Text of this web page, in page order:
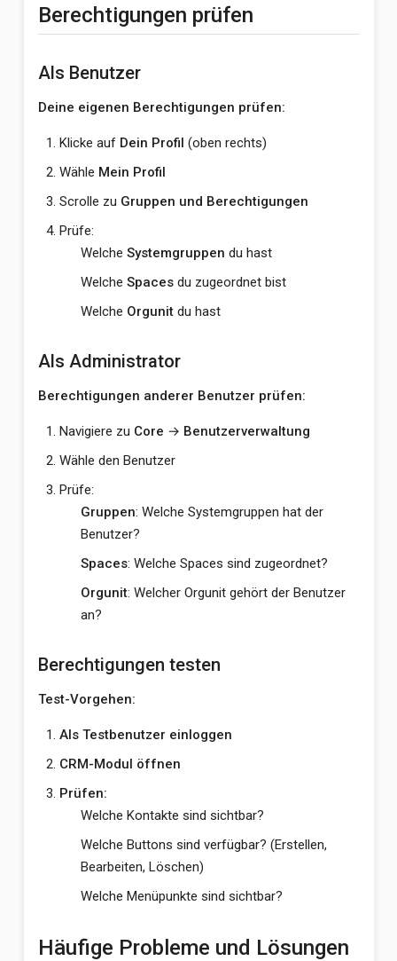
Berechtigungen prüfen
Als Benutzer
Deine eigenen Berechtigungen prüfen:
Klicke auf Dein Profil (oben rechts)
Wähle Mein Profil
Scrolle zu Gruppen und Berechtigungen
Prüfe:
Welche Systemgruppen du hast
Welche Spacesdu zugeordnet bist
Welche Orgunitdu hast
Als Administrator
Berechtigungen anderer Benutzer prüfen:
Navigiere zu Core → Benutzerverwaltung
Wähle den Benutzer
Prüfe:
Gruppen: Welche Systemgruppen hat der
Benutzer?
Spaces: Welche Spaces sind zugeordnet?
Orgunit: Welcher Orgunit gehört der Benutzer
an?
Berechtigungen testen
Test-Vorgehen:
Als Testbenutzer einloggen
CRM-Modul öffnen
Prüfen:
Welche Kontakte sind sichtbar?
Welche Buttons sind verfügbar? (Erstellen,
Bearbeiten, Löschen)
Welche Menüpunkte sind sichtbar?
Häufige Probleme und Lösungen